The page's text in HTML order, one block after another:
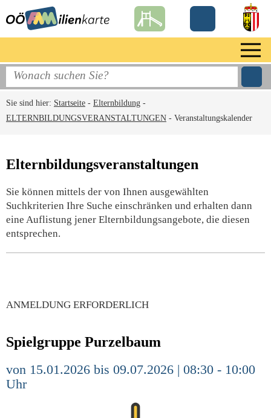
Sie sind hier: Startseite - Elternbildung -
ELTERNBILDUNGSVERANSTALTUNGEN - Veranstaltungskalender
Elternbildungsveranstaltungen
Sie können mittels der von Ihnen ausgewählten
Suchkriterien Ihre Suche einschränken und erhalten dann
eine Auflistung jener Elternbildungsangebote, die diesen
entsprechen.
ANMELDUNG ERFORDERLICH
Spielgruppe Purzelbaum
von 15.01.2026 bis 09.07.2026 | 08:30 - 10:00
Uhr